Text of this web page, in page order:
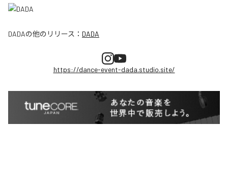
DADAの他のリリース： DADA
https://dance-event-dada.studio.site/